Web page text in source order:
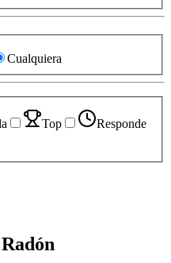
Cualquiera
Top
Responde